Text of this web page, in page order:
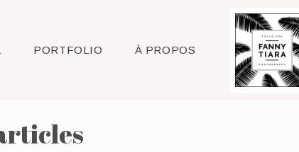
PORTFOLIO À PROPOS Raleigh